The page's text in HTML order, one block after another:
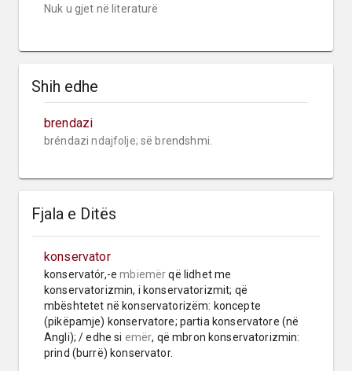
Nuk u gjet në literaturë
Shih edhe
brendazi
bréndazi ndajfolje; së brendshmi.
Fjala e Ditës
konservator
konservatór,-e mbiemër që lidhet me
konservatorizmin, i konservatorizmit; që
mbështetet në konservatorizëm: koncepte
(pikëpamje) konservatore; partia konservatore (në
Angli); / edhe si emër, që mbron konservatorizmin:
prind (burrë) konservator.